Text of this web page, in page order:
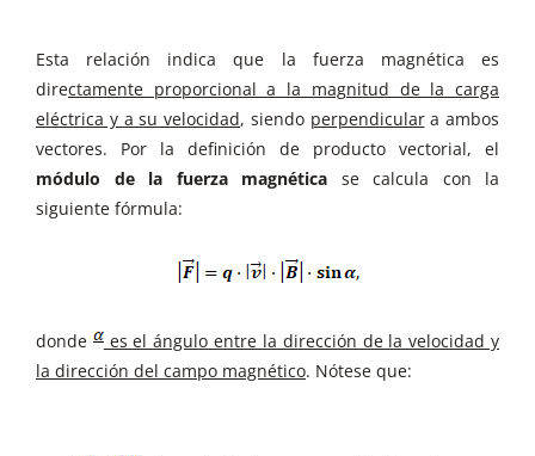
Esta relación indica que la fuerza magnética es
directamente proporcional a la magnitud de la carga
eléctrica y a su velocidad, siendo perpendiculara ambos
vectores. Por la definición de producto vectorial, el
módulo de la fuerza magnética se calcula con la
siguiente fórmula:
donde
es el ángulo entre la dirección de la velocidad y
la dirección del campo magnético. Nótese que: